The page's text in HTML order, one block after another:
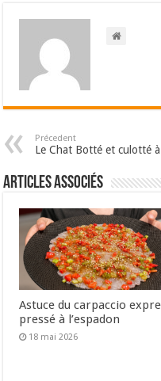
Précedent
Le Chat Botté et culotté
Articles associés
Astuce du carpaccio
pressé à l’espadon
18 mai 2026